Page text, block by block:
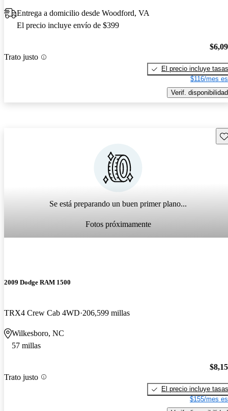
Entrega a domicilio desde Woodford, VA
El precio incluye envío de $399
Trato justo
El precio incluye tasas
$116/mes
Verif. disponibilidad
Se está preparando un buen primer plano...
Fotos próximamente
2009 Dodge RAM 1500
TRX4 Crew Cab 4WD 206,599 millas
Wilkesboro, NC
57 millas
Trato justo
El precio incluye tasas
$155/mes